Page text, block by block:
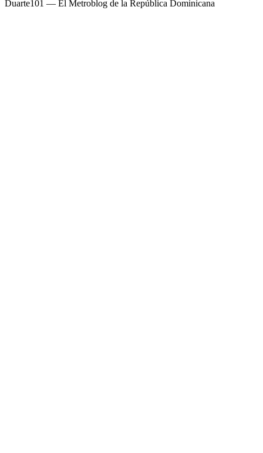
Duarte101 — El Metroblog de la República Dominicana